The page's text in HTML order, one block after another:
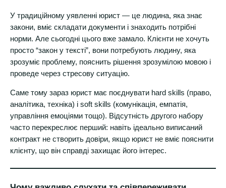
У традиційному уявленні юрист — це людина, яка знає
закони, вміє складати документи і знаходить потрібні
норми. Але сьогодні цього вже замало. Клієнти не хочуть
просто “закон у тексті”, вони потребують людину, яка
зрозуміє проблему, пояснить рішення зрозумілою мовою і
проведе через стресову ситуацію.
Саме тому зараз юрист має поєднувати hard skills (право,
аналітика, техніка) і soft skills (комунікація, емпатія,
управління емоціями тощо). Відсутність другого набору
часто перекреслює перший: навіть ідеально виписаний
контракт не створить довіри, якщо юрист не вміє пояснити
клієнту, що він справді захищає його інтерес.